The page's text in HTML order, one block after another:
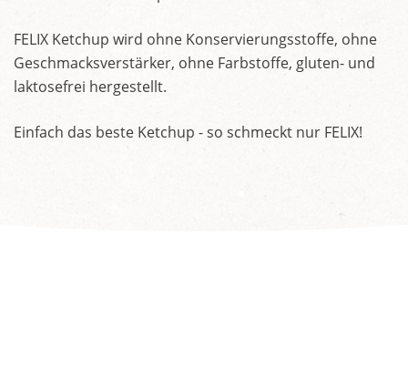
FELIX Ketchup wird ohne Konservierungsstoffe, ohne
Geschmacksverstärker, ohne Farbstoffe, gluten- und
laktosefrei hergestellt.
Einfach das beste Ketchup - so schmeckt nur FELIX!